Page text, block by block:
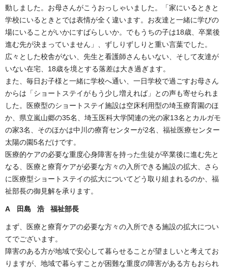
動しました。お母さんがこうおっしゃいました。「家にいるときと
学校にいるときとでは表情が全く違います。お友達と一緒に学びの
場にいることがいかにすばらしいか。でもうちの子は18歳、卒業後
進む先が決まっていません」、ずしりずしりと重い言葉でした。
広々とした校舎がない、先生と看護師さんもいない、そして友達が
いない在宅、18歳を境とする落差は大き過ぎます。
また、毎日お子様と一緒に学校へ通い、一日学校で過ごすお母さん
からは「ショートステイがもう少し増えれば」との声も寄せられま
した。医療型のショートステイ施設は空床利用型の埼玉療育園のほ
か、県立嵐山郷の35名、埼玉医科大学関連の光の家13名とカルガモ
の家3名、そのほかは中川の療育センターが2名、福祉医療センター
太陽の園5名だけです。
医療的ケアの必要な重度心身障害を持った生徒が卒業後に進む先と
なる、医療と療育ケアが必要な方々の入所できる施設の拡大、さら
に医療型ショートステイの拡大についてどう取り組まれるのか、福
祉部長の御見解を承ります。
A 田島 浩 福祉部長
まず、医療と療育ケアの必要な方々の入所できる施設の拡大につい
てでございます。
障害のある方が地域で安心して暮らせることが望ましいと考えてお
りますが、地域で暮らすことが困難な重度の障害がある方もおられ